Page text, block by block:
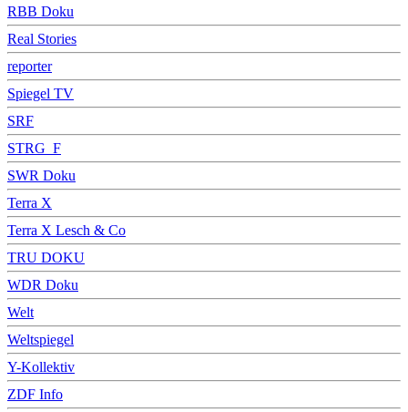
RBB Doku
Real Stories
reporter
Spiegel TV
SRF
STRG_F
SWR Doku
Terra X
Terra X Lesch & Co
TRU DOKU
WDR Doku
Welt
Weltspiegel
Y-Kollektiv
ZDF Info